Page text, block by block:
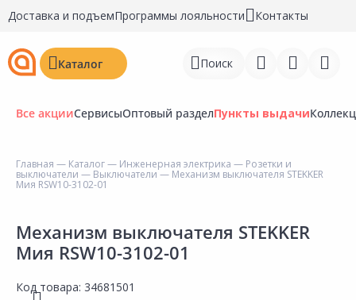
Доставка и подъемПрограммы лояльности Контакты
Каталог Поиск
Перейти к сравнению
Избранное
Все акцииСервисыОптовый разделПункты выдачи
Главная — Каталог— Инженерная электрика — Розетки и
выключатели — Выключатели— Механизм выключателя STEKKER
Мия RSW10-3102-01
Механизм выключателя STEKKER
Мия RSW10-3102-01
Код товара: 34681501